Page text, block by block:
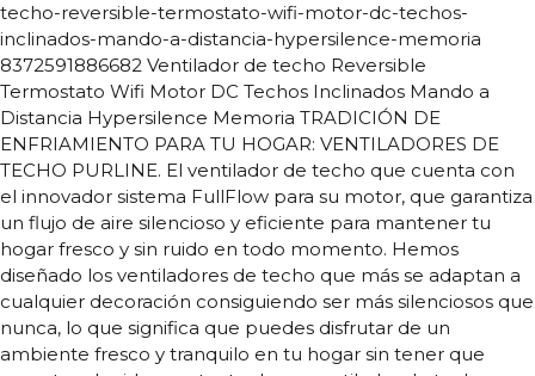
techo-reversible-termostato-wifi-motor-dc-techos-
inclinados-mando-a-distancia-hypersilence-memoria
8372591886682 Ventilador de techo Reversible
Termostato Wifi Motor DC Techos Inclinados Mando a
Distancia Hypersilence Memoria TRADICIÓN DE
ENFRIAMIENTO PARA TU HOGAR: VENTILADORES DE
TECHO PURLINE. El ventilador de techo que cuenta con
el innovador sistema FullFlow para su motor, que garantiza
un flujo de aire silencioso y eficiente para mantener tu
hogar fresco y sin ruido en todo momento. Hemos
diseñado los ventiladores de techo que más se adaptan a
cualquier decoración consiguiendo ser más silenciosos que
nunca, lo que significa que puedes disfrutar de un
ambiente fresco y tranquilo en tu hogar sin tener que